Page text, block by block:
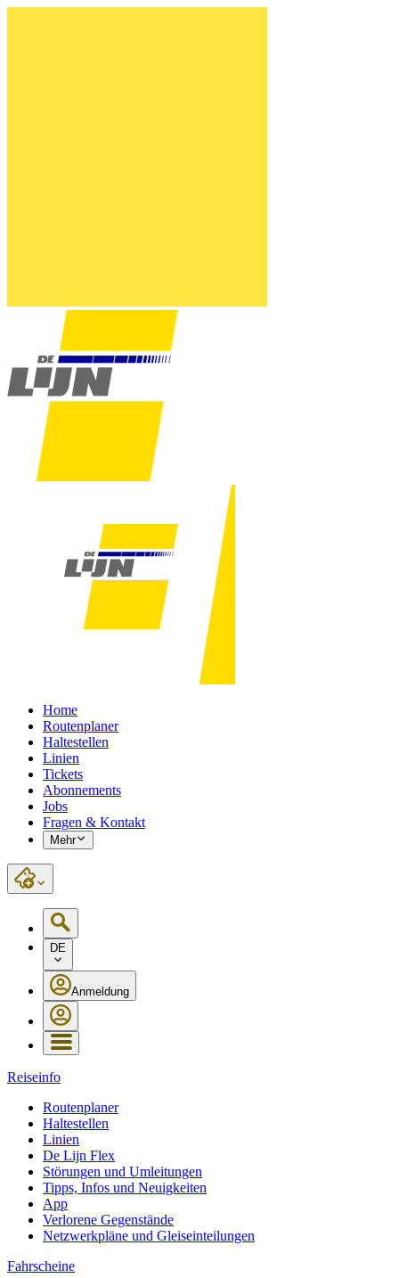
Home
Routenplaner
Haltestellen
Linien
Tickets
Abonnements
Jobs
Fragen & Kontakt
Mehr
DE
Anmeldung
Reiseinfo
Routenplaner
Haltestellen
Linien
De Lijn Flex
Störungen und Umleitungen
Tipps, Infos und Neuigkeiten
App
Verlorene Gegenstände
Netzwerkpläne und Gleiseinteilungen
Fahrscheine